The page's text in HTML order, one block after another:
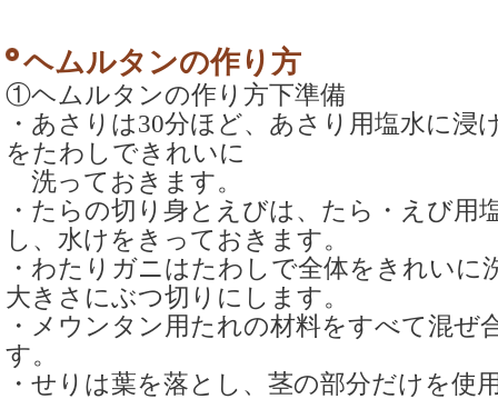
ヘムルタンの作り方
①ヘムルタンの作り方下準備
・あさりは30分ほど、あさり用塩水に浸
をたわしできれいに
洗っておきます。
・たらの切り身とえびは、たら・えび用
し、水けをきっておきます。
・わたりガニはたわしで全体をきれいに
大きさにぶつ切りにします。
・メウンタン用たれの材料をすべて混ぜ
す。
・せりは葉を落とし、茎の部分だけを使